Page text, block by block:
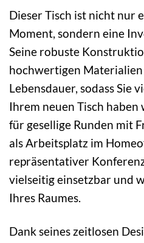
Dieser Tisch ist nicht nur
Moment, sondern eine
Seine robuste
hochwertigen
Lebensdauer, sodass Sie
Ihrem neuen Tisch haben
für gesellige Runden mit
als Arbeitsplatz im
repräsentativer
vielseitig einsetzbar und
Ihres Raumes.
Dank seines zeitlosen